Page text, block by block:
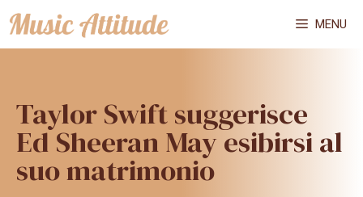
Vai
al
MENU
Taylor Swift suggerisce
Ed Sheeran May esibirsi al
suo matrimonio